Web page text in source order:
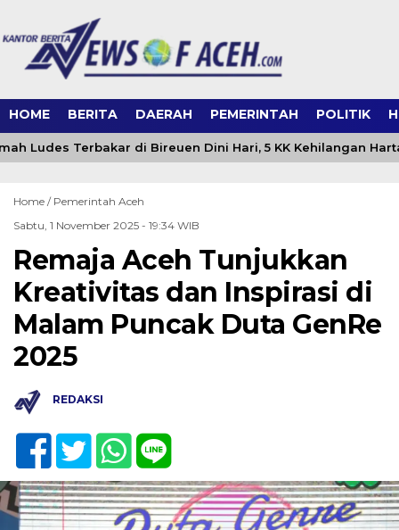
HOME BERITA DAERAH PEMERINTAH POLITIK
Ludes Terbakar di Bireuen Dini Hari, 5 KK Kehilangan
Home / Pemerintah Aceh
Sabtu, 1 November 2025 - 19:34 WIB
Remaja Aceh Tunjukkan
Kreativitas dan Inspirasi di
Malam Puncak Duta GenRe
2025
REDAKSI